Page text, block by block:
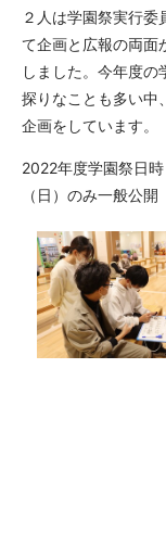
２人は学園祭実行
て企画と広報の両面
しました。今年度の
探りなことも多い中
企画をしています。
2022年度学園祭日
（日）のみ一般公開